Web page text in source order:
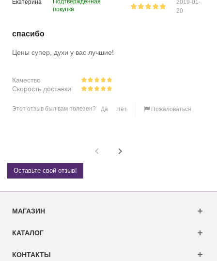
Екатерина
Подтверждённая
покупка
2019-01-
20
спасибо
Цены супер, духи у вас лучшие!
Качество
Скорость доставки
Этот отзыв был вам полезен? Да Нет Пожаловаться
Оставьте свой отзыв!
МАГАЗИН
КАТАЛОГ
КОНТАКТЫ